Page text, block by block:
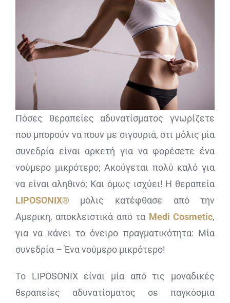
ΔΙΑΓΝΩΣΤΙΚΕΣ ΑΝΑΛΥΣΕΙΣ
BLOG
ΕΠΙΚΟΙΝΩΝΙΑ
Πόσες θεραπείες αδυνατίσματος γνωρίζετε
που μπορούν να πουν με σιγουριά, ότι μόλις μία
συνεδρία είναι αρκετή για να φορέσετε ένα
νούμερο μικρότερο; Ακούγεται πολύ καλό για
να είναι αληθινό; Και όμως ισχύει! Η θεραπεία
LIPOSONIX®μόλις κατέφθασε από την
Αμερική, αποκλειστικά από τα Medi Cosmetic,
για να κάνει το όνειρο πραγματικότητα: Μία
συνεδρία – Ένα νούμερο μικρότερο!
Το LIPOSONIX είναι μία από τις μοναδικές
θεραπείες αδυνατίσματος σε παγκόσμια